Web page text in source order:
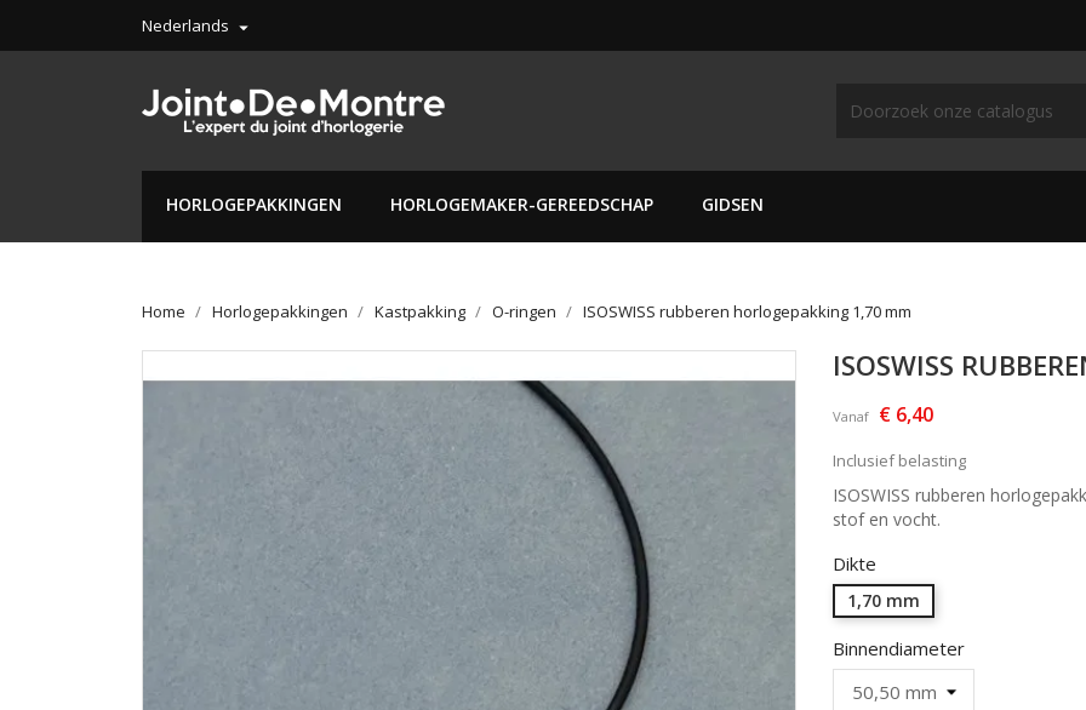
Nederlands 
HORLOGEPAKKINGEN HORLOGEMAKER-GEREEDSCHAP GIDSEN
Home Horlogepakkingen Kastpakking O-ringen ISOSWISS rubberen horlogepakking 1,70 mm
ISOSWISS
Vanaf € 6,40
Inclusief belasting
ISOSWISS rubberen
stof en vocht.
Dikte
1,70 mm
Binnendiameter